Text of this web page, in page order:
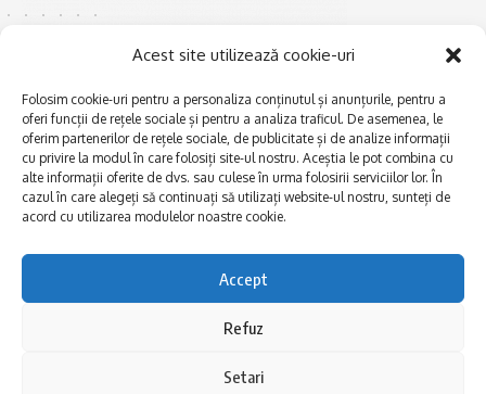
Acest site utilizează cookie-uri
Folosim cookie-uri pentru a personaliza conținutul și anunțurile, pentru a
oferi funcții de rețele sociale și pentru a analiza traficul. De asemenea, le
oferim partenerilor de rețele sociale, de publicitate și de analize informații
cu privire la modul în care folosiți site-ul nostru. Aceștia le pot combina cu
alte informații oferite de dvs. sau culese în urma folosirii serviciilor lor. În
cazul în care alegeți să continuați să utilizați website-ul nostru, sunteți de
acord cu utilizarea modulelor noastre cookie.
Accept
Refuz
Setari
E xplorăm Dobrogea,
Explorăm valorile locale:
Deltă, Litoral, cele mai mari
lacuri, cele mai vechi orașe,
biserici și mănăstiri, cele mai
FRUMOASE POVEȘTI.
Afaceri și meșteșuguri
Actualitate
Dobrogea PE BUNE
Istorie și civilizaţie
La Drum cu Ada
Politica de confidentialitate